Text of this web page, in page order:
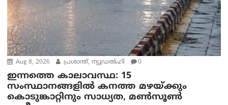
Aug 8, 2026 പ്രശാന്ത്, ന്യൂഡല്‍ഹി 0
ഇന്നത്തെ കാലാവസ്ഥ: 15
സംസ്ഥാനങ്ങളിൽ കനത്ത മഴയ്ക്കും
കൊടുങ്കാറ്റിനും സാധ്യത, മൺസൂൺ